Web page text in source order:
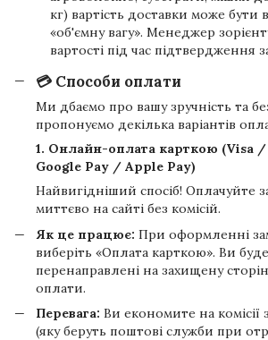
кг) вартість доставки може
«об'ємну вагу». Менеджер
вартості під час підтвердження
💳 Способи оплати
Ми дбаємо про вашу зручність та
пропонуємо декілька варіантів
1. Онлайн-оплата карткою (Visa
Google Pay / Apple Pay)
Найвигідніший спосіб! Оплачуйте
миттєво на сайті без комісій.
Як це працює: При оформленні
виберіть «Оплата карткою». Ви
перенаправлені на захищену
оплати.
Перевага: Ви економите на комісії
(яку беруть поштові служби при